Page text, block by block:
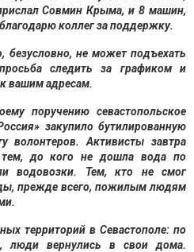
Совмин Крыма, и 8 машин,
коллег за поддержку.
безусловно, не может подъехать
следить за графиком и
вашим адресам.
поручению севастопольское
закупило бутилированную
волонтеров. Активисты завтра
тем, до кого не дошла вода по
водовозки. Тем, кто не смог
прежде всего, пожилым людям
территорий в Севастополе: по
люди вернулись в свои дома.